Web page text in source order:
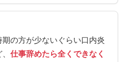
の方が少ないぐらい口内炎
仕事辞めたら全くできなく